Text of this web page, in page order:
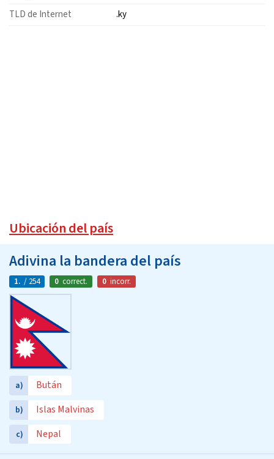
TLD de Internet
.ky
Ubicación del país
Adivina la bandera del país
1. / 254 0 correct. 0 incorr.
a) Bután
b) Islas Malvinas
c) Nepal